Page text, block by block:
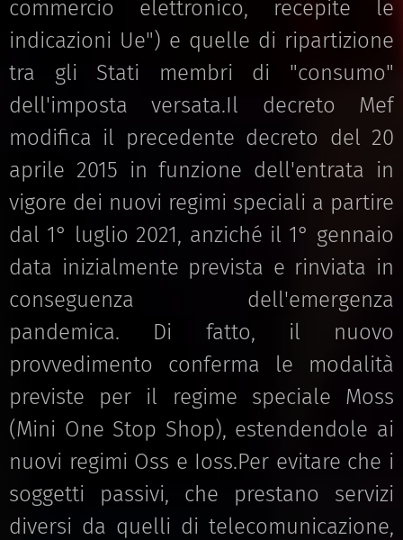
commercio elettronico, recepite le
indicazioni Ue") e quelle di ripartizione
tra gli Stati membri di "consumo"
dell'imposta versata.Il decreto Mef
modifica il precedente decreto del 20
aprile 2015 in funzione dell'entrata in
vigore dei nuovi regimi speciali a partire
dal 1° luglio 2021, anziché il 1° gennaio
data inizialmente prevista e rinviata in
conseguenza dell'emergenza
pandemica. Di fatto, il nuovo
provvedimento conferma le modalità
previste per il regime speciale Moss
(Mini One Stop Shop), estendendole ai
nuovi regimi Oss e Ioss.Per evitare che i
soggetti passivi, che prestano servizi
diversi da quelli di telecomunicazione,